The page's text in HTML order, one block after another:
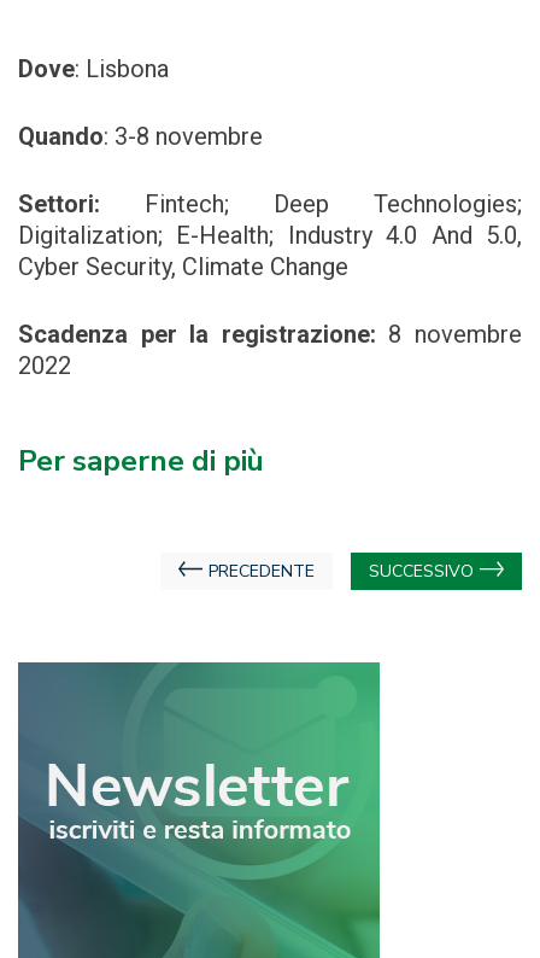
Dove: Lisbona
Quando: 3-8 novembre
Settori: Fintech; Deep Technologies;
Digitalization; E-Health; Industry 4.0 And 5.0,
Cyber Security, Climate Change
Scadenza per la registrazione: 8 novembre
2022
Per saperne di più
Navigazione
PRECEDENTE SUCCESSIVO